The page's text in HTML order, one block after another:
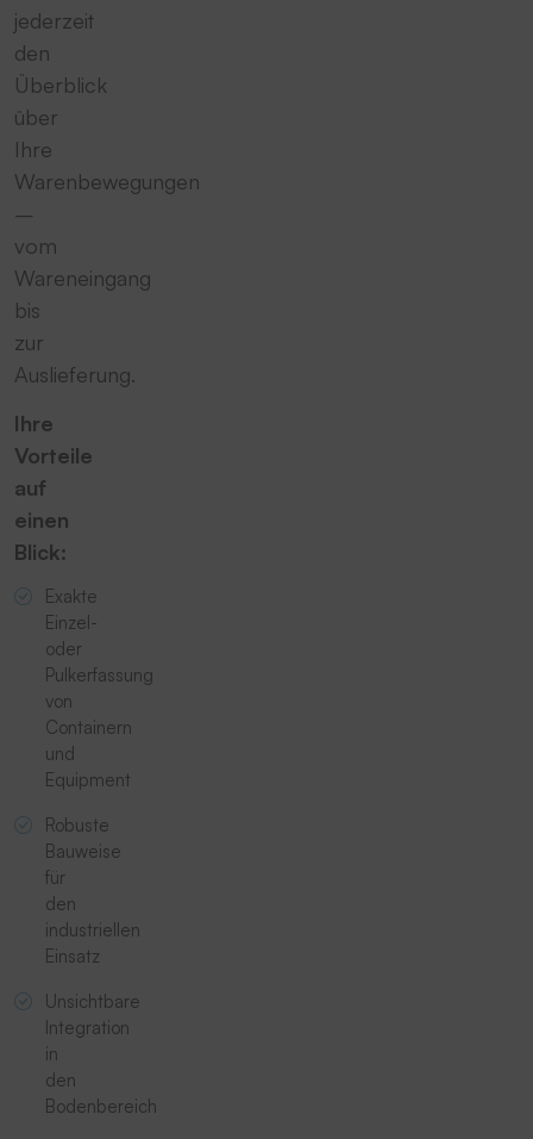
jederzeit
den
Überblick
über
Ihre
Warenbewegungen
–
vom
Wareneingang
bis
zur
Auslieferung.
Ihre
Vorteile
auf
einen
Blick:
Exakte
Einzel-
oder
Pulkerfassung
von
Containern
und
Equipment
Robuste
Bauweise
für
den
industriellen
Einsatz
Unsichtbare
Integration
in
den
Bodenbereich